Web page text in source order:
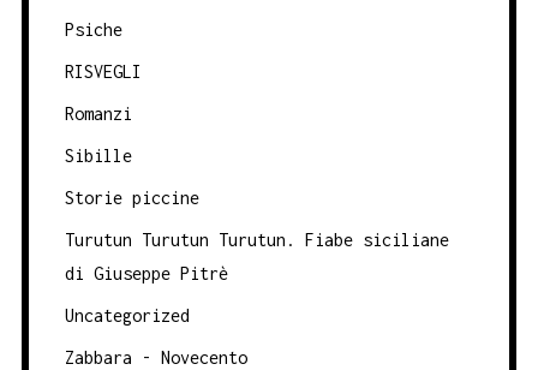
Psiche
RISVEGLI
Romanzi
Sibille
Storie piccine
Turutun Turutun Turutun. Fiabe siciliane
di Giuseppe Pitrè
Uncategorized
Zabbara - Novecento